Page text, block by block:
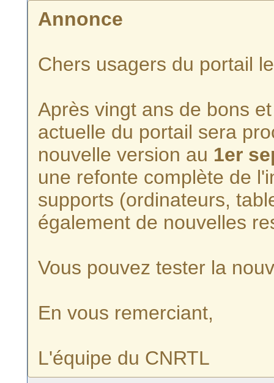
Annonce
Chers usagers du portail
Après vingt ans de bons
actuelle du portail sera
nouvelle version au 1er
une refonte complète de
supports (ordinateurs,
également de nouvelles
Vous pouvez tester la
En vous remerciant,
L'équipe du CNRTL